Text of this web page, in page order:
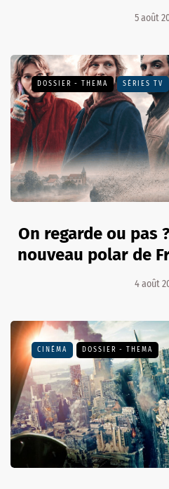
5 août
DOSSIER - THEMA SÉRIES TV
On regarde ou pas
nouveau polar de
4 août
CINÉMA DOSSIER - THEMA